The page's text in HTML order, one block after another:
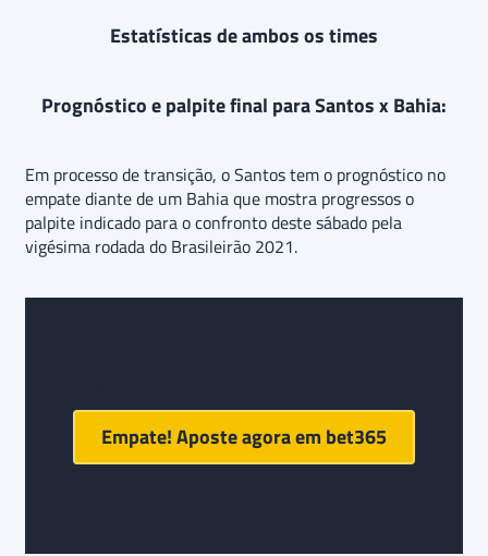
Estatísticas de ambos os times
Prognóstico e palpite final para Santos x Bahia:
Em processo de transição, o Santos tem o prognóstico no
empate diante de um Bahia que mostra progressos o
palpite indicado para o confronto deste sábado pela
vigésima rodada do Brasileirão 2021.
Empate! Aposte agora em bet365